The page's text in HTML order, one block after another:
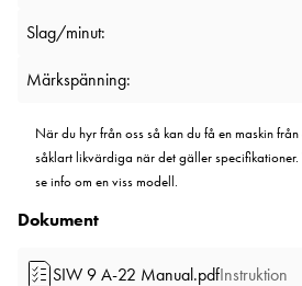
Slag/minut:
Märkspänning:
När du hyr från oss så kan du få en maskin
såklart likvärdiga när det gäller specifikationer.
se info om en viss modell.
Dokument
SIW 9 A-22 Manual.pdfInstruktion